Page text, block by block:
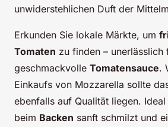
unwiderstehlichen Duft der
Erkunden Sie lokale Märkte, um
Tomaten zu finden – unerlässlich
geschmackvolle Tomatensauce.
Einkaufs von Mozzarella sollte
ebenfalls auf Qualität liegen.
beim Backen sanft schmilzt und